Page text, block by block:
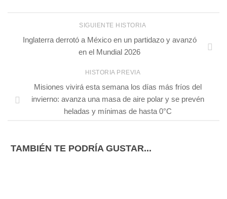
SIGUIENTE HISTORIA
Inglaterra derrotó a México en un partidazo y avanzó
en el Mundial 2026
HISTORIA PREVIA
Misiones vivirá esta semana los días más fríos del
invierno: avanza una masa de aire polar y se prevén
heladas y mínimas de hasta 0°C
TAMBIÉN TE PODRÍA GUSTAR...